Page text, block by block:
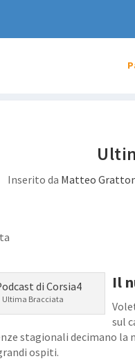
Inserito da Matteo
Ultima Bracciata
Il
sul
stagionali decimano la
ospiti.